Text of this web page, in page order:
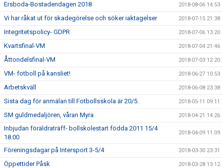
Ersboda-Bostadendagen 2018 2018-08-06 14:53
Vi har råkat ut för skadegörelse och söker iaktagelser 2018-07-15 21:38
Integritetspolicy- GDPR 2018-07-06 13:20
Kvartsfinal-VM 2018-07-04 21:46
Åttondelsfinal-VM 2018-07-03 12:20
VM- fotboll på kansliet! 2018-06-27 10:53
Arbetskväll 2018-06-08 23:38
Sista dag för anmälan till Fotbollsskola är 20/5. 2018-05-11 09:11
SM guldmedaljören, våran Myra 2018-04-21 14:26
Inbjudan föräldraträff- bollskolestart födda 2011 15/4
18.00
2018-04-09 11:09
Föreningsdagar på Intersport 3-5/4 2018-03-30 23:31
Öppettider Påsk 2018-03-28 13:12